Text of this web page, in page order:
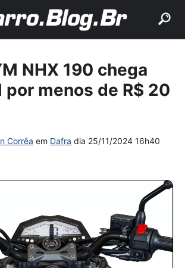
NHX 190 chega
por menos de R$ 20
Corrêa em Dafra dia 25/11/2024 16h40